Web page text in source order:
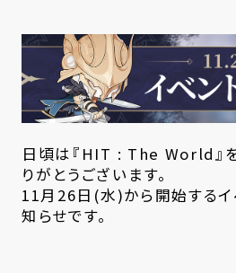
日頃は『HIT : The World』
りがとうございます。
11月26日(水)から開始するイ
知らせです。